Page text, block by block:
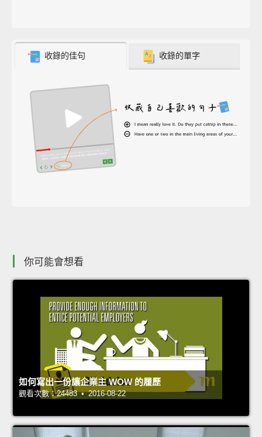
收錄的佳句 收錄的單字
你可能會想看
如何寫出一份讓企業主 WOW 的履歷
觀看次數：24483 • 2016-08-22